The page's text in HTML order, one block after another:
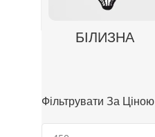
БІЛИЗНА
Фільтрувати За Ціною